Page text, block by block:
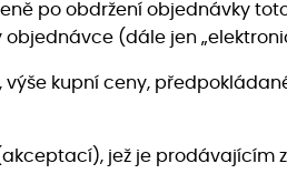
po obdržení objednávky
(dále jen
výše kupní ceny,
jež je prodávajícím